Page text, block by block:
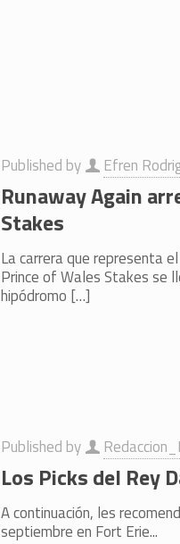
Published by Efren
Runaway Again
Stakes
La carrera que representa
Prince of Wales Stakes se
hipódromo […]
Published by
Los Picks del Rey
A continuación, les
septiembre en Fort Erie...